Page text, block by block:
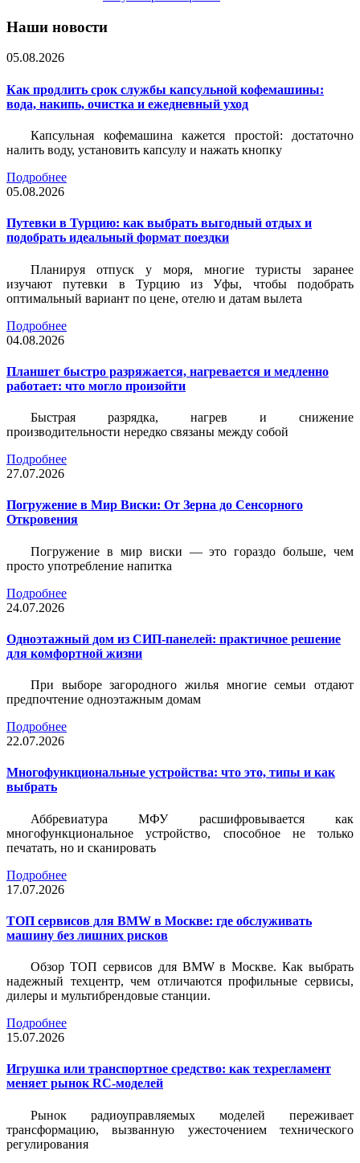
Наши новости
05.08.2026
Как продлить срок службы капсульной кофемашины:
вода, накипь, очистка и ежедневный уход
Капсульная кофемашина кажется простой: достаточно
налить воду, установить капсулу и нажать кнопку
Подробнее
05.08.2026
Путевки в Турцию: как выбрать выгодный отдых и
подобрать идеальный формат поездки
Планируя отпуск у моря, многие туристы заранее
изучают путевки в Турцию из Уфы, чтобы подобрать
оптимальный вариант по цене, отелю и датам вылета
Подробнее
04.08.2026
Планшет быстро разряжается, нагревается и медленно
работает: что могло произойти
Быстрая разрядка, нагрев и снижение
производительности нередко связаны между собой
Подробнее
27.07.2026
Погружение в Мир Виски: От Зерна до Сенсорного
Откровения
Погружение в мир виски — это гораздо больше, чем
просто употребление напитка
Подробнее
24.07.2026
Одноэтажный дом из СИП-панелей: практичное решение
для комфортной жизни
При выборе загородного жилья многие семьи отдают
предпочтение одноэтажным домам
Подробнее
22.07.2026
Многофункциональные устройства: что это, типы и как
выбрать
Аббревиатура МФУ расшифровывается как
многофункциональное устройство, способное не только
печатать, но и сканировать
Подробнее
17.07.2026
ТОП сервисов для BMW в Москве: где обслуживать
машину без лишних рисков
Обзор ТОП сервисов для BMW в Москве. Как выбрать
надежный техцентр, чем отличаются профильные сервисы,
дилеры и мультибрендовые станции.
Подробнее
15.07.2026
Игрушка или транспортное средство: как техрегламент
меняет рынок RC-моделей
Рынок радиоуправляемых моделей переживает
трансформацию, вызванную ужесточением технического
регулирования